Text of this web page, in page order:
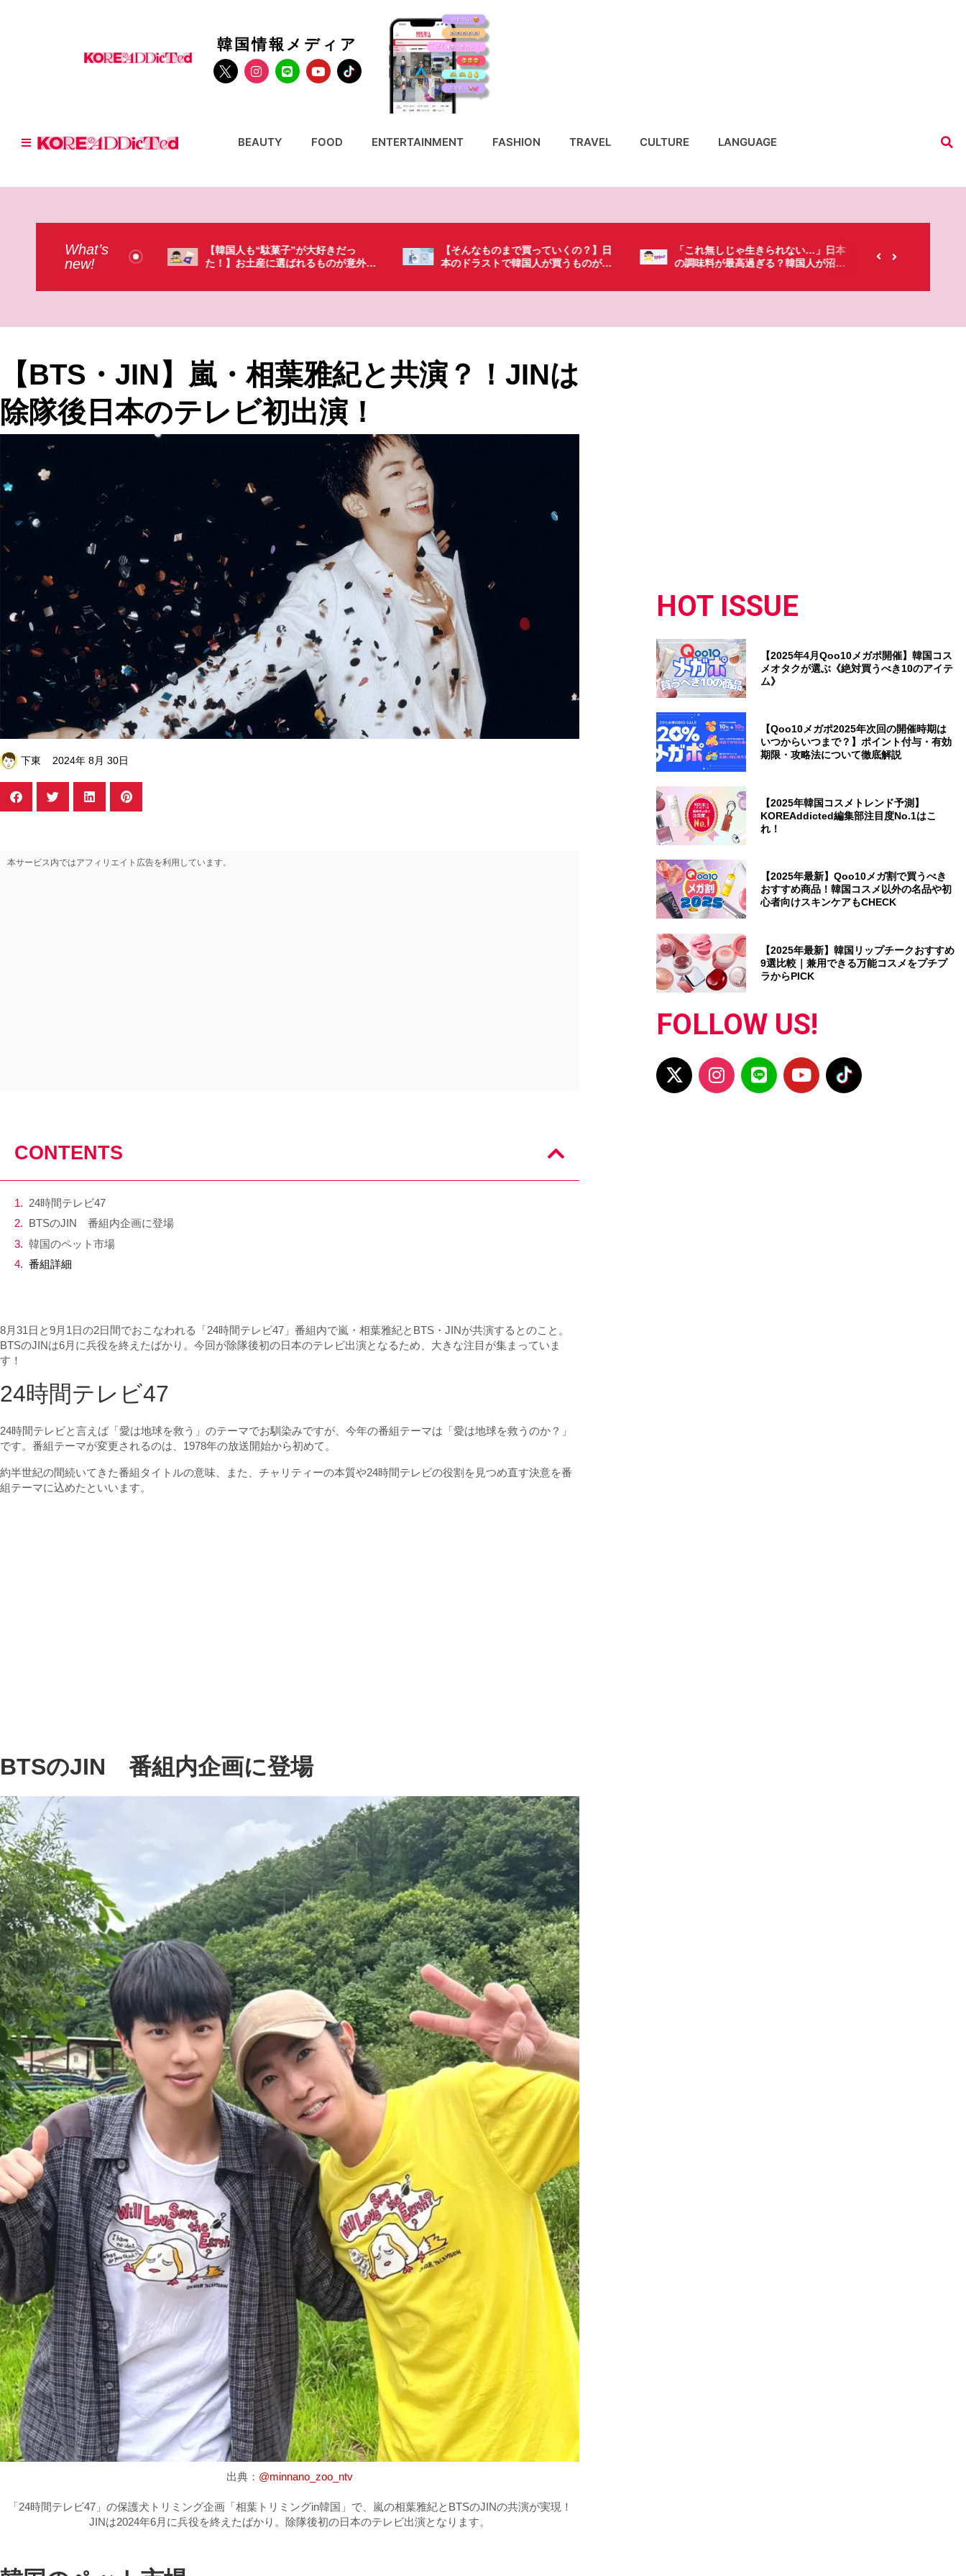
韓国情報メディア
BEAUTY FOOD ENTERTAINMENT FASHION TRAVEL CULTURE LANGUAGE
What’s
new!
も“駄菓子”が大好きだっ
土産に選ばれるものが意外過
【そんなものまで買っていくの？】日
本のドラストで韓国人が買うものがち
「これ無しじゃ生きられない…」日本
の調味料が最高過ぎる？韓国人が沼っ
【韓国にもあるのに…】なぜ日本のセ
ブンイレブンが韓国人に人気なの？
【BTS・JIN】嵐・相葉雅紀と共演？！JINは
除隊後日本のテレビ初出演！
下東 2024年 8月 30日
本サービス内ではアフィリエイト広告を利用しています。
CONTENTS
24時間テレビ47
BTSのJIN 番組内企画に登場
韓国のペット市場
番組詳細
8月31日と9月1日の2日間でおこなわれる「24時間テレビ47」番組内で嵐・相葉雅紀とBTS・JINが共演するとのこと。
BTSのJINは6月に兵役を終えたばかり。今回が除隊後初の日本のテレビ出演となるため、大きな注目が集まっていま
す！
24時間テレビ47
24時間テレビと言えば「愛は地球を救う」のテーマでお馴染みですが、今年の番組テーマは「愛は地球を救うのか？」
です。番組テーマが変更されるのは、1978年の放送開始から初めて。
約半世紀の間続いてきた番組タイトルの意味、また、チャリティーの本質や24時間テレビの役割を見つめ直す決意を番
組テーマに込めたといいます。
BTSのJIN 番組内企画に登場
出典： @minnano_zoo_ntv
「24時間テレビ47」の保護犬トリミング企画「相葉トリミングin韓国」で、嵐の相葉雅紀とBTSのJINの共演が実現！
JINは2024年6月に兵役を終えたばかり。除隊後初の日本のテレビ出演となります。
HOT ISSUE
【2025年4月Qoo10メガポ開催】韓国コス
メオタクが選ぶ《絶対買うべき10のアイテ
ム》
【Qoo10メガポ2025年次回の開催時期は
いつからいつまで？】ポイント付与・有効
期限・攻略法について徹底解説
【2025年韓国コスメトレンド予測】
KOREAddicted編集部注目度No.1はこ
れ！
【2025年最新】Qoo10メガ割で買うべき
おすすめ商品！韓国コスメ以外の名品や初
心者向けスキンケアもCHECK
【2025年最新】韓国リップチークおすすめ
9選比較｜兼用できる万能コスメをプチプ
ラからPICK
FOLLOW US!